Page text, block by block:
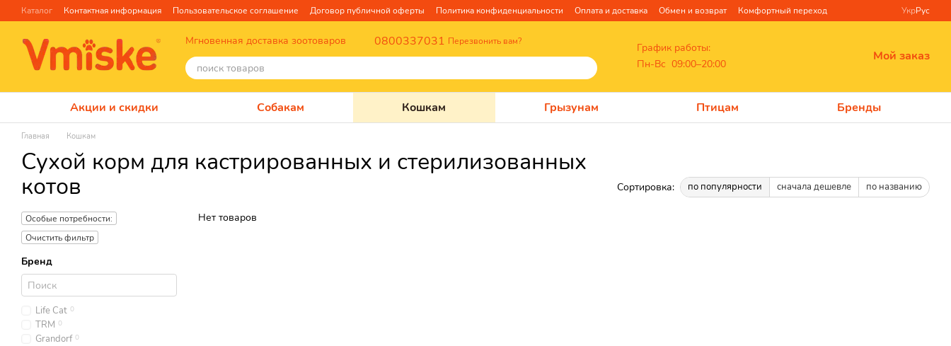
Перейти к основному контенту
Каталог Контактная информация Пользовательское соглашение Договор публичной оферты Политика конфиденциальности Оплата и доставка Обмен и возврат
Комфортный переход
Отзывы о магазине
Блог О нас Факты про TM Грандорф
УкрРус
Мгновенная доставка зоотоваров 0800337031 Перезвонить вам?
График работы:
Пн-Вс 09:00–20:00
Мой заказ
Акции и скидки Собакам Кошкам Грызунам Птицам Бренды
Главная Кошкам
Сухой корм для кастрированных и стерилизованных
котов
Сортировка: по популярности сначала дешевле по названию
Нет товаров
Особые потребности:
Очистить фильтр
Бренд
Life Cat 0
TRM 0
Grandorf 0